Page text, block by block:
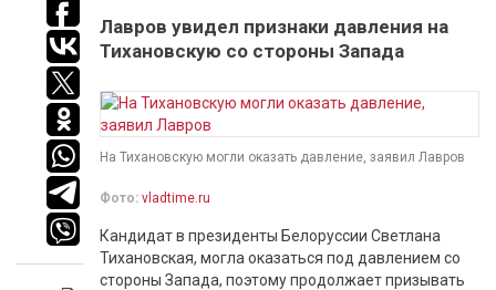
Лавров увидел признаки давления на
Тихановскую со стороны Запада
На Тихановскую могли оказать давление, заявил Лавров
Фото: vladtime.ru
Кандидат в президенты Белоруссии Светлана
Тихановская, могла оказаться под давлением со
стороны Запада, поэтому продолжает призывать